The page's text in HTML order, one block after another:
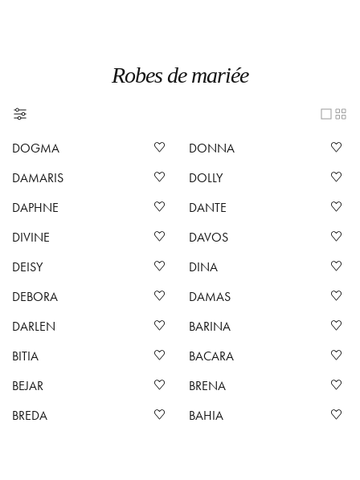
Robes de mariée
DOGMA
DONNA
DAMARIS
DOLLY
DAPHNE
DANTE
DIVINE
DAVOS
DEISY
DINA
DEBORA
DAMAS
DARLEN
BARINA
BITIA
BACARA
BEJAR
BRENA
BREDA
BAHIA